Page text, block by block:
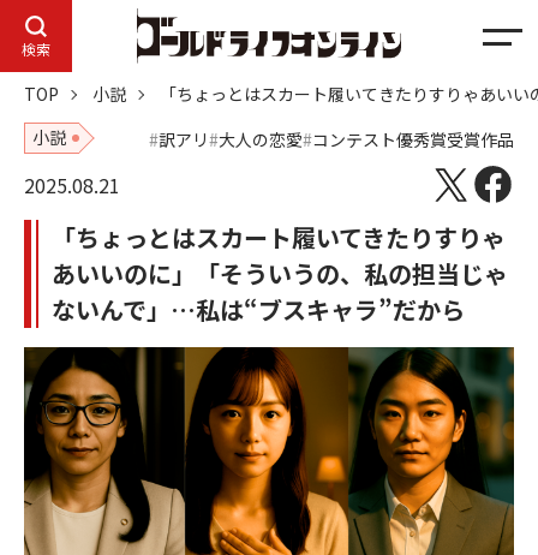
検索
メ
ュ
ー
TOP 小説
「ちょっとはスカート履いてきたりすりゃあい
小説
訳アリ 大人の恋愛 コンテスト優秀賞受賞作品
2025.08.21
「ちょっとはスカート履いてきたりすりゃ
あいいのに」「そういうの、私の担当じゃ
ないんで」…私は“ブスキャラ”だから